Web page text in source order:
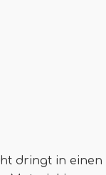
dringt in einen